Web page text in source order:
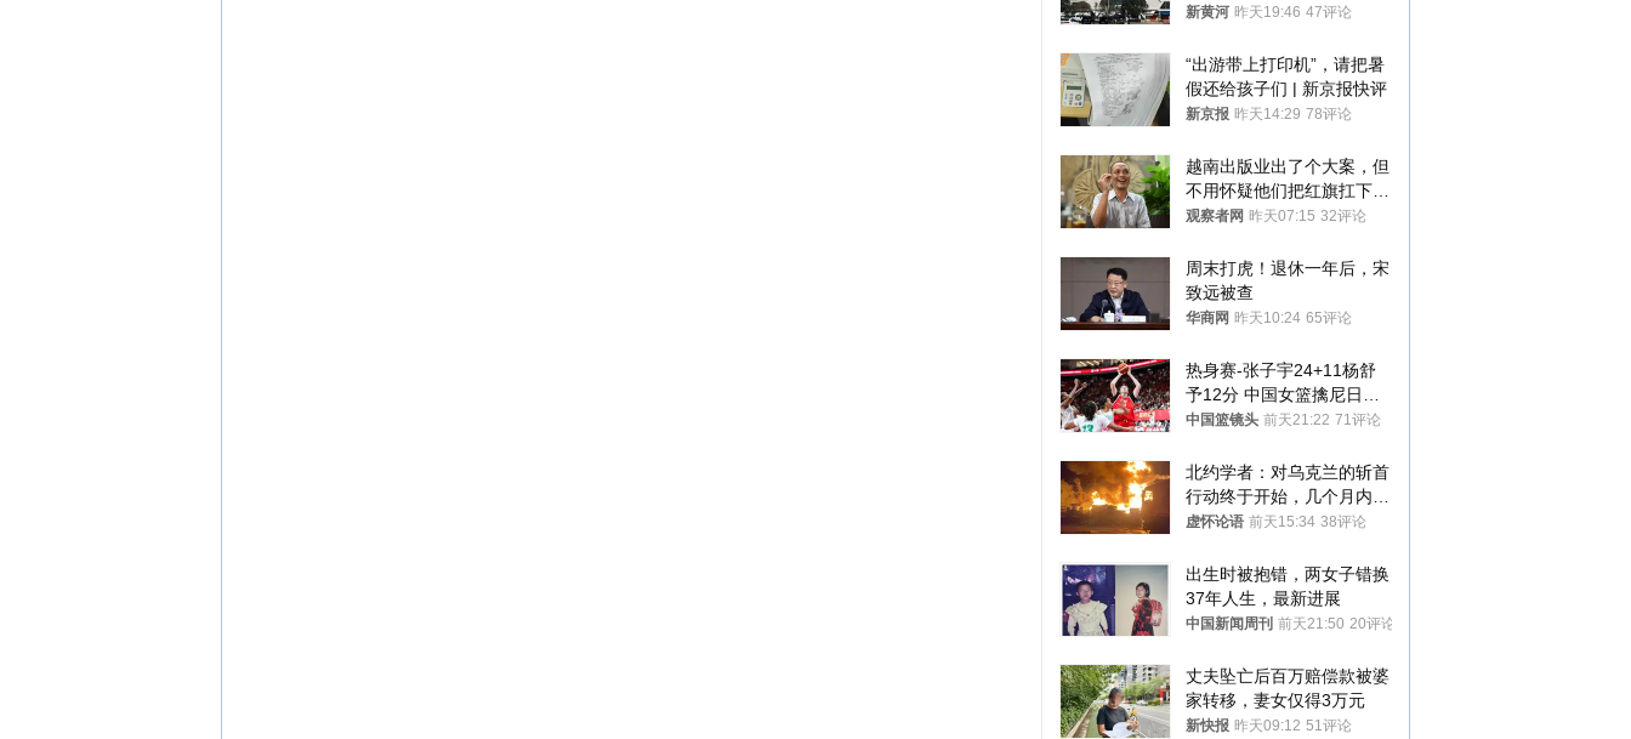
罚1.5万元，国铁昆明局被
新黄河 昨天19:46 47评论
“出游带上打印机”，请把暑
假还给孩子们 | 新京报快评
新京报 昨天14:29 78评论
越南出版业出了个大案，但
不用怀疑他们把红旗扛下去
的决心
观察者网 昨天07:15 32评论
周末打虎！退休一年后，宋
致远被查
华商网 昨天10:24 65评论
热身赛-张子宇24+11杨舒
予12分 中国女篮擒尼日利
亚
中国篮镜头 前天21:22 71评论
北约学者：对乌克兰的斩首
行动终于开始，几个月内乌
将投降
虚怀论语 前天15:34 38评论
出生时被抱错，两女子错换
37年人生，最新进展
中国新闻周刊 前天21:50 20评论
丈夫坠亡后百万赔偿款被婆
家转移，妻女仅得3万元
新快报 昨天09:12 51评论